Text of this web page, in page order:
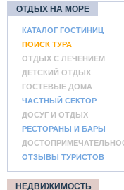
ОТДЫХ НА МОРЕ
КАТАЛОГ ГОСТИНИЦ
ПОИСК ТУРА
ОТДЫХ С ЛЕЧЕНИЕМ
ДЕТСКИЙ ОТДЫХ
ГОСТЕВЫЕ ДОМА
ЧАСТНЫЙ СЕКТОР
ДОСУГ И ОТДЫХ
РЕСТОРАНЫ И БАРЫ
ОТЗЫВЫ ТУРИСТОВ
НЕДВИЖИМОСТЬ